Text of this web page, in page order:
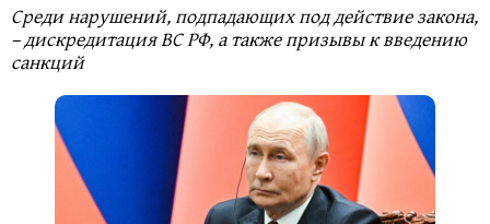
Среди нарушений, подпадающих под действие закона,
– дискредитация ВС РФ, а также призывы к введению
санкций